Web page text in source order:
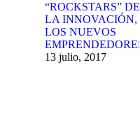
“ROCKSTARS” DE
LA INNOVACIÓN,
LOS NUEVOS
EMPRENDEDORES
13 julio, 2017